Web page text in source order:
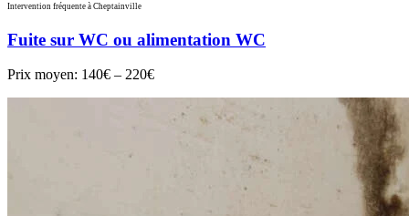
Intervention fréquente à Cheptainville
Fuite sur WC ou alimentation WC
Prix moyen: 140€ – 220€